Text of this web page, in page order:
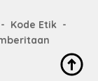
Kode Etik